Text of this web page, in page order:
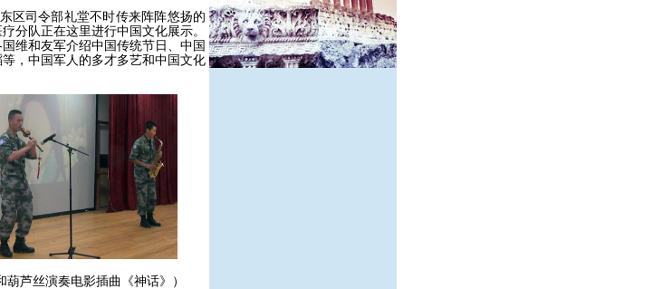
司令部礼堂不时传来阵阵悠扬的
分队正在这里进行中国文化展示。
维和友军介绍中国传统节日、中国
，中国军人的多才多艺和中国文化
芦丝演奏电影插曲《神话》）